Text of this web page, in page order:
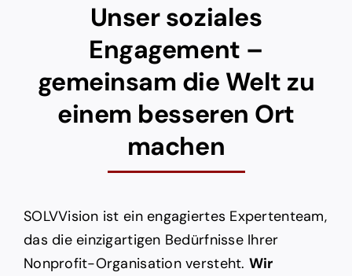
Unser soziales
Engagement –
gemeinsam die Welt zu
einem besseren Ort
machen
SOLVVision ist ein engagiertes Expertenteam,
das die einzigartigen Bedürfnisse Ihrer
Nonprofit-Organisation versteht. Wir